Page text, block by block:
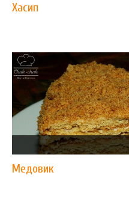
Хасип
Медовик